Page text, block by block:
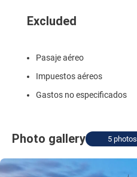
Excluded
Pasaje aéreo
Impuestos aéreos
Gastos no especificados
Photo gallery 5 photos